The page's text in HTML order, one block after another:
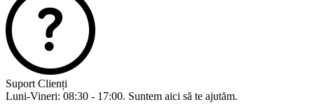
Suport Clienți
Luni-Vineri: 08:30 - 17:00. Suntem aici să te ajutăm.